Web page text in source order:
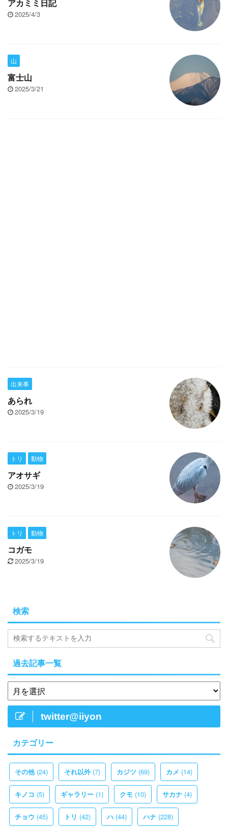
アカミミ日記
2025/4/3
山
富士山
2025/3/21
出来事
あられ
2025/3/19
トリ
動物
アオサギ
2025/3/19
トリ
動物
コガモ
2025/3/19
検索
過去記事一覧
twitter@iiyon
カテゴリー
その他(24) それ以外 (7) カジツ (69) カメ (14)
キノコ (5) ギャラリー (1) クモ (10) サカナ (4)
チョウ (45) トリ (42) ハ (44) ハナ (228)